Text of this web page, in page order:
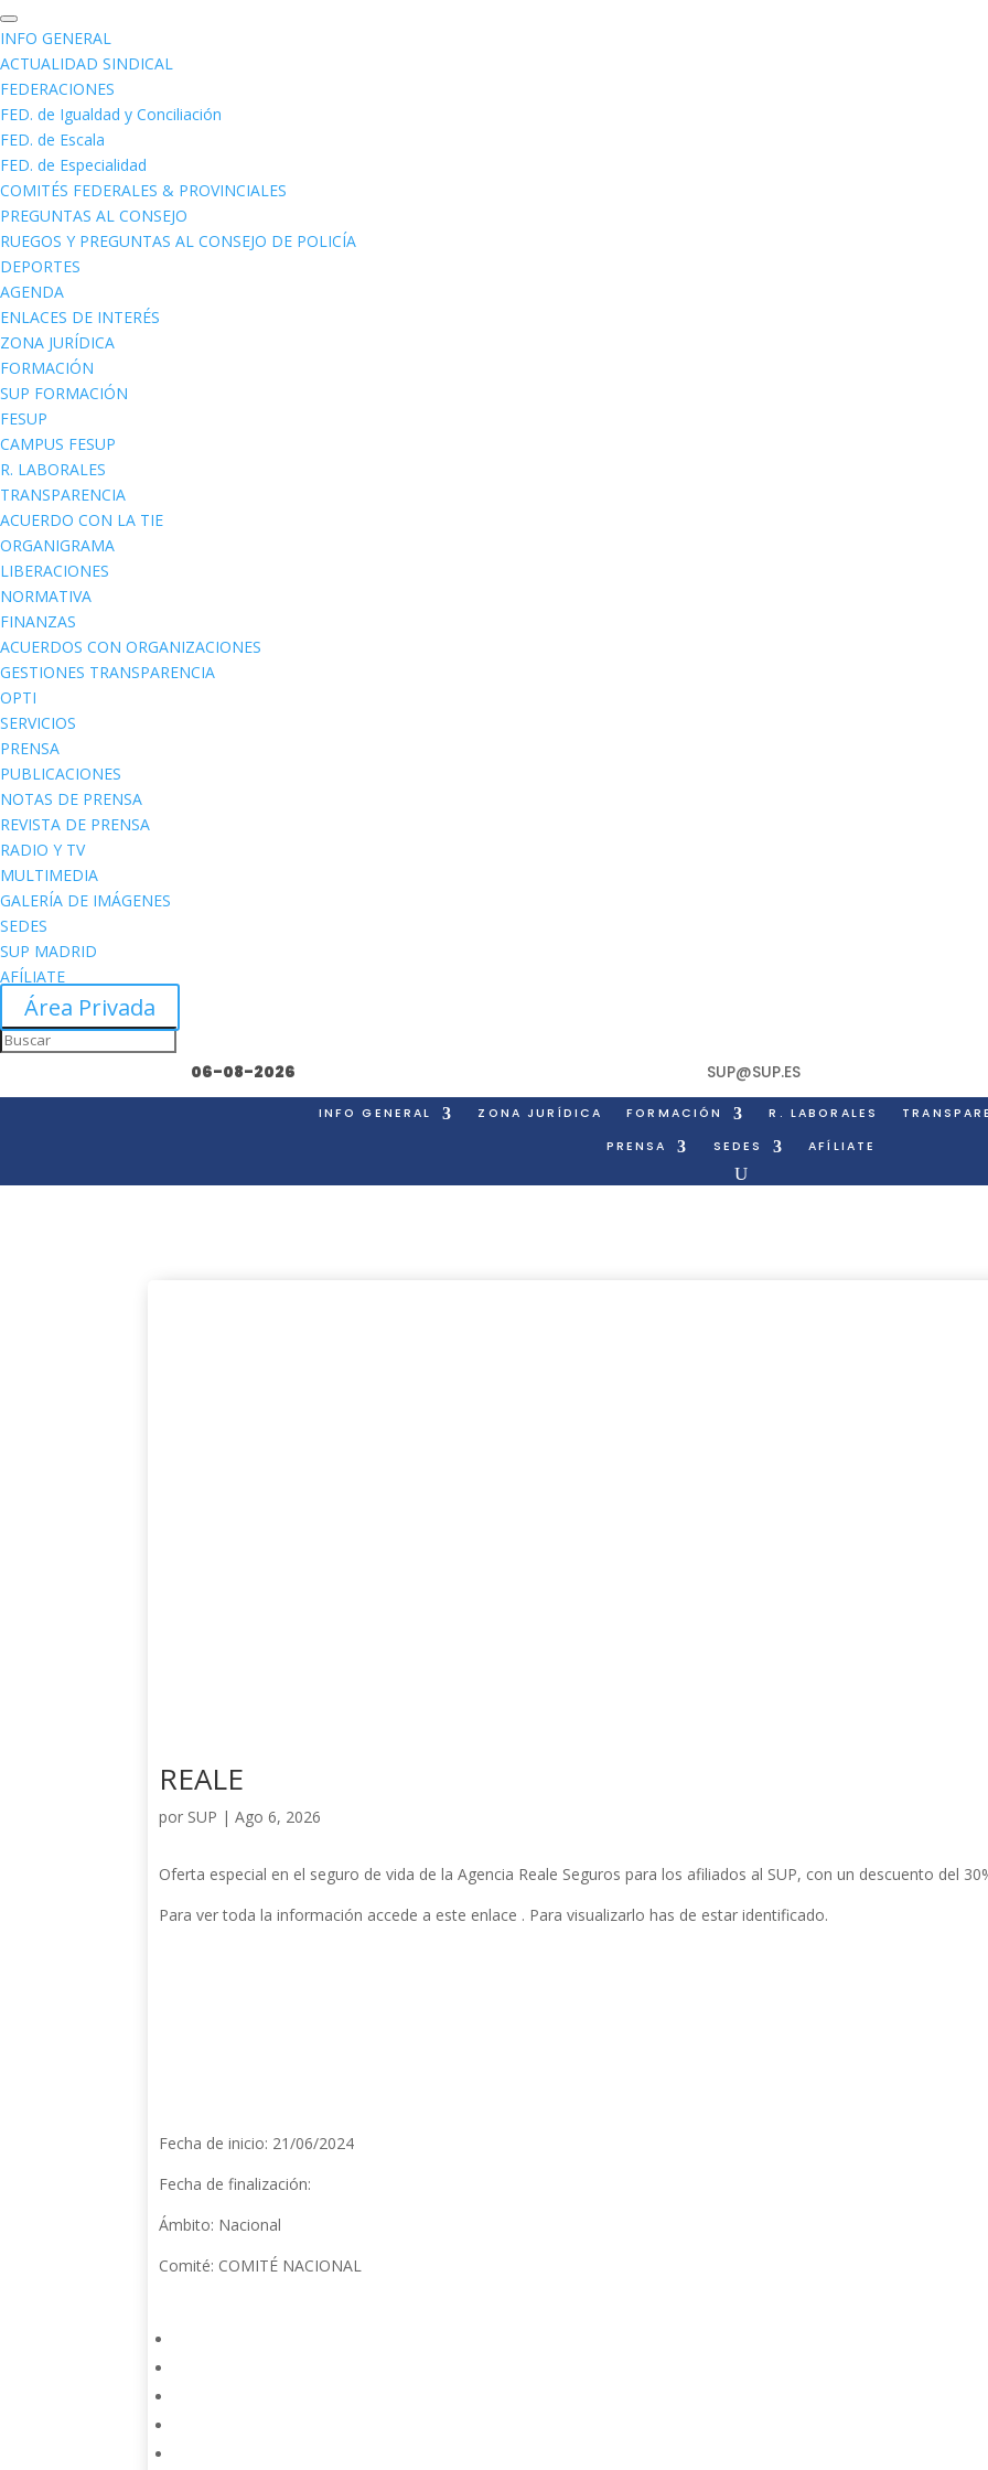
INFO GENERAL
ACTUALIDAD SINDICAL
FEDERACIONES
FED. de Igualdad y Conciliación
FED. de Escala
FED. de Especialidad
COMITÉS FEDERALES & PROVINCIALES
PREGUNTAS AL CONSEJO
RUEGOS Y PREGUNTAS AL CONSEJO DE POLICÍA
DEPORTES
AGENDA
ENLACES DE INTERÉS
ZONA JURÍDICA
FORMACIÓN
SUP FORMACIÓN
FESUP
CAMPUS FESUP
R. LABORALES
TRANSPARENCIA
ACUERDO CON LA TIE
ORGANIGRAMA
LIBERACIONES
NORMATIVA
FINANZAS
ACUERDOS CON ORGANIZACIONES
GESTIONES TRANSPARENCIA
OPTI
SERVICIOS
PRENSA
PUBLICACIONES
NOTAS DE PRENSA
REVISTA DE PRENSA
RADIO Y TV
MULTIMEDIA
GALERÍA DE IMÁGENES
SEDES
SUP MADRID
AFÍLIATE
Área Privada
06-08-2026 SUP@SUP.ES
INFO GENERAL ZONA JURÍDICA FORMACIÓN R. LABORALES
PRENSA
SEDES AFÍLIATE
REALE
por SUP |Ago 6, 2026
Oferta especial en el seguro de vida de la Agencia Reale Seguros para los afiliados al SUP, con un descuento del
Para ver toda la información accede a este enlace . Para visualizarlo has de estar identificado.
Fecha de inicio: 21/06/2024
Fecha de finalización:
Ámbito: Nacional
Comité: COMITÉ NACIONAL